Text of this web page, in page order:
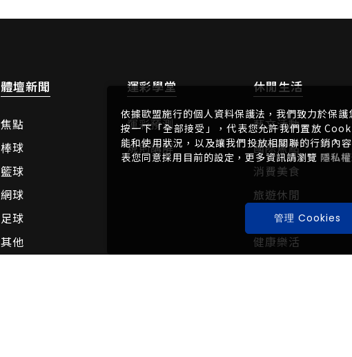
體壇新聞
焦點
棒球
籃球
網球
足球
其他
運彩學堂
運彩預測
規則講解
休閒生活
藝文活動
國際焦點
消費美食
旅遊休閒
健身活動
健康樂活
依據歐盟施行的個人資料保護法，我們致力於保
按一下「全部接受」，代表您允許我們置放
能和使用狀況，以及讓我們投放相關聯的行銷內
表您同意採用目前的設定，更多資訊請瀏覽 隱私
管理 Cookies